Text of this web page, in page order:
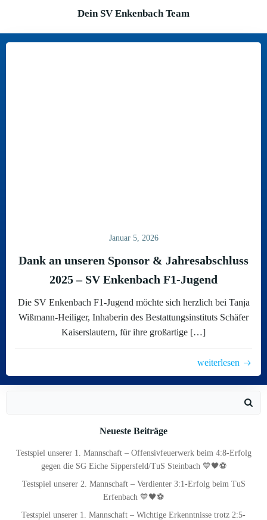
Dein SV Enkenbach Team
Januar 5, 2026
Dank an unseren Sponsor & Jahresabschluss
2025 – SV Enkenbach F1-Jugend
Die SV Enkenbach F1-Jugend möchte sich herzlich bei Tanja
Wißmann-Heiliger, Inhaberin des Bestattungsinstituts Schäfer
Kaiserslautern, für ihre großartige […]
weiterlesen
Neueste Beiträge
Testspiel unserer 1. Mannschaft – Offensivfeuerwerk beim 4:8-Erfolg
gegen die SG Eiche Sippersfeld/TuS Steinbach 💙🖤⚽
Testspiel unserer 2. Mannschaft – Verdienter 3:1-Erfolg beim TuS
Erfenbach 💙🖤⚽
Testspiel unserer 1. Mannschaft – Wichtige Erkenntnisse trotz 2:5-